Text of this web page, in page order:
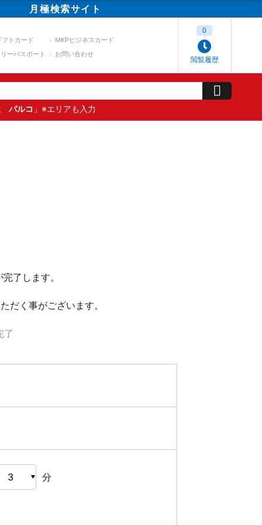
月極検索サイト
フトカード
MKPビジネスカード
ーパスポート
お問い合わせ
閲覧履歴
0
パルコ 」※エリアも入力
了します。
だく事がございます。
了
分